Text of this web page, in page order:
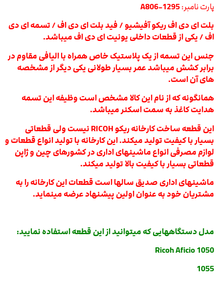
پارت نامبر:A806-1295
بلت ای دی اف ریکو آفیشیو / فید بلت ای دی اف / تسمه ای دی
اف / یکی از قطعات داخلی یونیت ای دی اف میباشد.
جنس این تسمه از یک پلاستیک خاص همراه با الیافی مقاوم در
برابر کشش میباشد عمر بسیار طولانی یکی دیگر از مشخصه
های آن است.
همانگونه که از نام این کالا مشخص است وظیفه این تسمه
هدایت کاغذ به سمت اسکنر میباشد.
این قطعه ساخت کارخانه ریکو RICOH نیست ولی قطعاتی
بسیار با کیفیت تولید میکند. این کارخانه با تولید انواع قطعات و
لوازم مصرفی انواع ماشینهای اداری در کشورهای چین و ژاپن
قطعاتی بسیار با کیفیت بالا تولید میکند.
ماشینهای اداری صدیق سالها است قطعات این کارخانه را به
مشتریان خود به عنوان اولین پیشنهاد عرضه مینماید.
مدل دستگاههایی که میتوانید از این قطعه استفاده نمایید:
Ricoh Aficio 1050
1055